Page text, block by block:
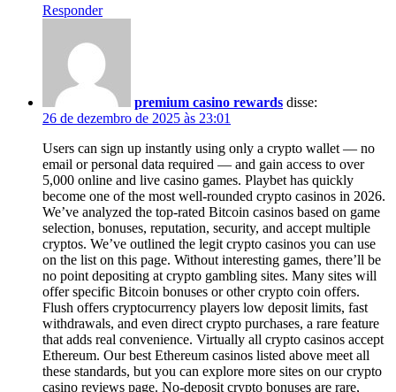
Responder
premium casino rewards disse:
26 de dezembro de 2025 às 23:01
Users can sign up instantly using only a crypto wallet — no
email or personal data required — and gain access to over
5,000 online and live casino games. Playbet has quickly
become one of the most well-rounded crypto casinos in 2026.
We’ve analyzed the top-rated Bitcoin casinos based on game
selection, bonuses, reputation, security, and accept multiple
cryptos. We’ve outlined the legit crypto casinos you can use
on the list on this page. Without interesting games, there’ll be
no point depositing at crypto gambling sites. Many sites will
offer specific Bitcoin bonuses or other crypto coin offers.
Flush offers cryptocurrency players low deposit limits, fast
withdrawals, and even direct crypto purchases, a rare feature
that adds real convenience. Virtually all crypto casinos accept
Ethereum. Our best Ethereum casinos listed above meet all
these standards, but you can explore more sites on our crypto
casino reviews page. No-deposit crypto bonuses are rare,